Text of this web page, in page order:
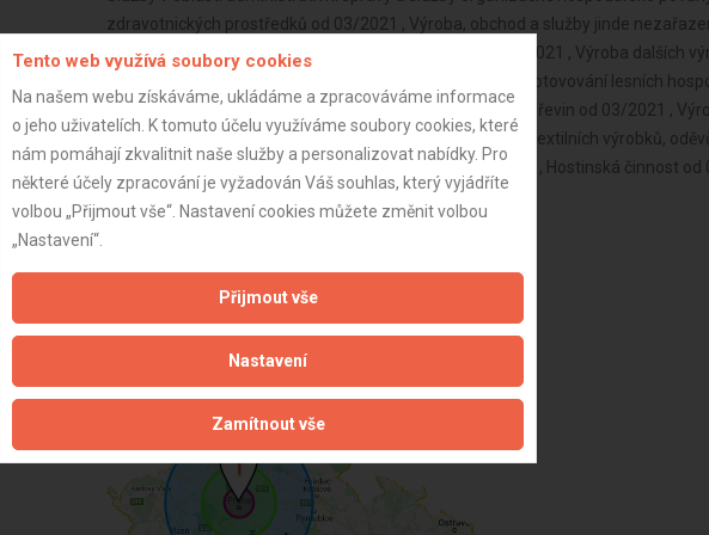
zdravotnických prostředků od 03/2021 , Výroba, obchod a služby jinde
služeb osobního charakteru a pro osobní hygienu od 03/2021 , Výroba dalších
od 03/2021 , Činnost odborného lesního hospodáře a vyhotovování lesních
03/2021 , Nakládání s reprodukčním materiálem lesních dřevin od 03/2021 ,
doplňkových látek a premixů od 03/2021 , Výroba textilií, textilních výrobků,
Provádění staveb, jejich změn a odstraňování od 04/2021 , Hostinská činnost
konzumního lihu a lihovin od 05/2022
Neplátce
Tento web využívá soubory cookies
Na našem webu získáváme, ukládáme a zpracováváme informace
o jeho uživatelích. K tomuto účelu využíváme soubory cookies, které
nám pomáhají zkvalitnit naše služby a personalizovat nabídky. Pro
některé účely zpracování je vyžadován Váš souhlas, který vyjádříte
volbou „Přijmout vše“. Nastavení cookies můžete změnit volbou
„Nastavení“.
Přijmout vše
Nastavení
Zamítnout vše